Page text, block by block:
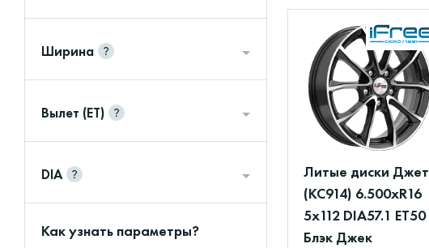
Ширина
Вылет (ET)
DIA
Как узнать параметры?
Литые диски Джет
(КС914) 6.500xR16
5x112 DIA57.1 ET50
Блэк Джек